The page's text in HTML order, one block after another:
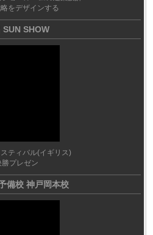
をデザインする
SUN SHOW
ティバル(イギリス)
勝プレゼン
備校 神戸岡本校